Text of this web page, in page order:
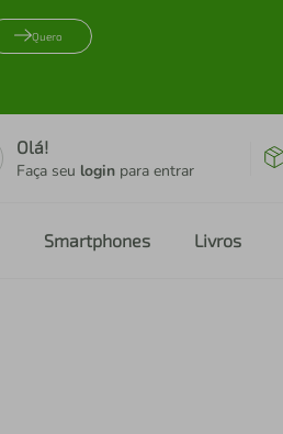
Quero
Olá!
Faça seu login para entrar
Smartphones Livros